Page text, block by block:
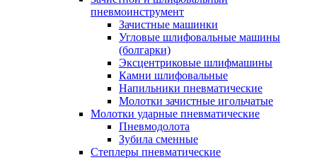
пневмоинструмент
Зачистные машинки
Угловые шлифовальные машины
(болгарки)
Эксцентриковые шлифмашины
Камни шлифовальные
Напильники пневматические
Молотки зачистные игольчатые
Молотки ударные пневматические
Пневмодолота
Зубила сменные
Степлеры пневматические